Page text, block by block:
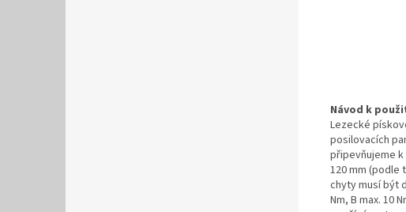
Návod k
Lezecké
posilovacích
připevňujeme k
120 mm (podle
chyty musí být
Nm, B max. 10